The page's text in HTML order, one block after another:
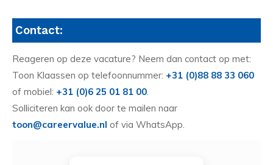
Contact:
Reageren op deze vacature? Neem dan contact op met:
Toon Klaassen op telefoonnummer: +31 (0)88 88 33 060
of mobiel: +31 (0)6 25 01 81 00.
Solliciteren kan ook door te mailen naar
toon@careervalue.nl of via WhatsApp.